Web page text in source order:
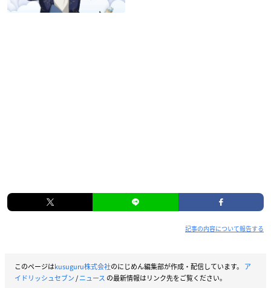
記事の内容について報告する
このページはkusuguru株式会社のにじめん編集部が作成・配信しています。 ア
イドリッシュセブン/ニュース の最新情報はリンク先をご覧ください。